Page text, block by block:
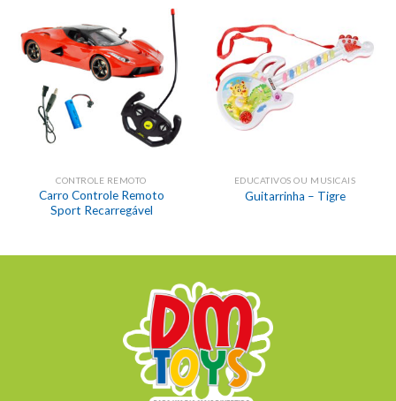
CONTROLE REMOTO
Carro Controle Remoto
Sport Recarregável
EDUCATIVOS OU MUSICAIS
Guitarrinha – Tigre